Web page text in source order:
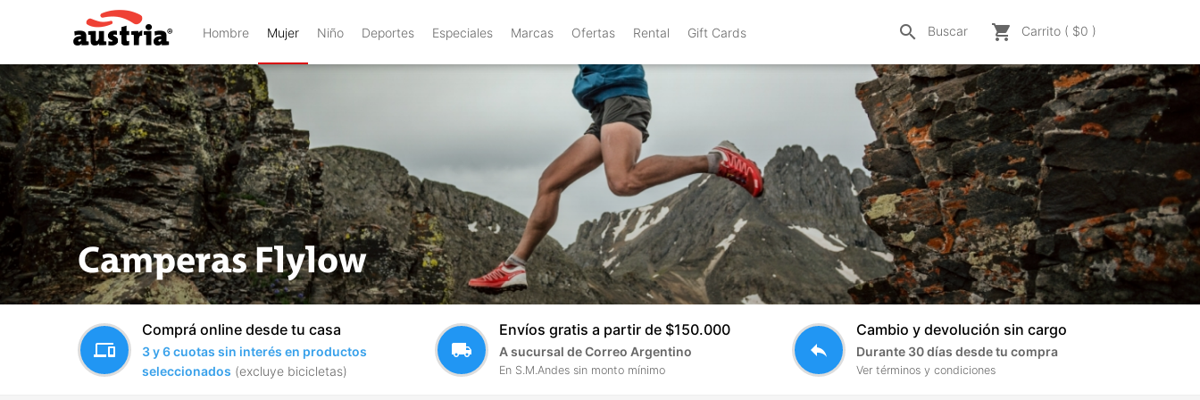
Hombre Mujer Niño Deportes Especiales Marcas Ofertas Rental Gift Cards search Buscar shopping_cart Carrito ( $0 )
Camperas Flylow
devices
Comprá online desde tu casa
3 y 6 cuotas sin interés en productos
seleccionados (excluye bicicletas)
local_shipping
Envíos gratis a partir de $150.000
A sucursal de Correo Argentino
En S.M.Andes sin monto mínimo
reply
Cambio y devolución sin cargo
Durante 30 días desde tu compra
Ver términos y condiciones